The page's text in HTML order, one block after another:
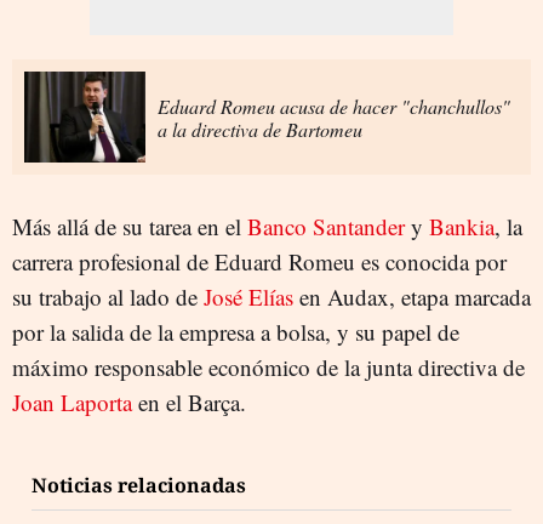
Eduard Romeu acusa de hacer "chanchullos"
a la directiva de Bartomeu
Más allá de su tarea en el Banco Santandery Bankia, la
carrera profesional de Eduard Romeu es conocida por
su trabajo al lado de José Elías en Audax, etapa marcada
por la salida de la empresa a bolsa, y su papel de
máximo responsable económico de la junta directiva de
Joan Laportaen el Barça.
Noticias relacionadas